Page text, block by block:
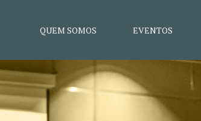
QUEM SOMOS EVENTOS